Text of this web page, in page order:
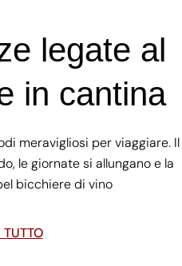
legate al
in cantina
meravigliosi per viaggiare. Il
le giornate si allungano e la
bicchiere di vino
TUTTO